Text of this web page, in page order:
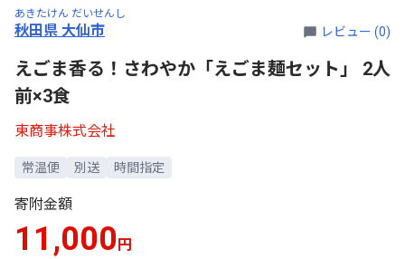
あきたけん だいせんし
秋田県 大仙市 レビュー (0)
えごま香る！さわやか「えごま麺セット」 2人
前×3食
東商事株式会社
常温便 別送 時間指定
寄附金額
11,000 円